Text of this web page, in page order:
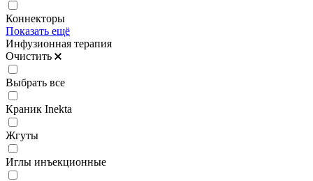
Коннекторы
Показать ещё
Инфузионная терапия
Очистить
Выбрать все
Краник Inekta
Жгуты
Иглы инъекционные